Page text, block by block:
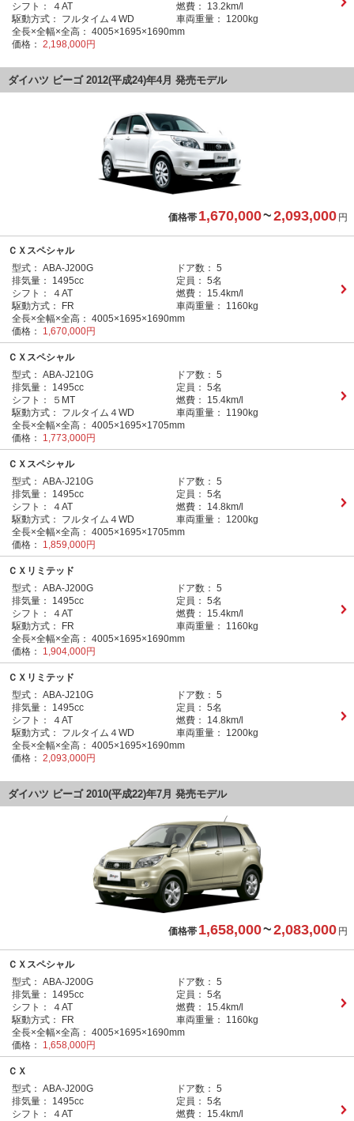
シフト：
４AT 燃費：
13.2km/l
駆動方式：
フルタイム４WD 車両重量：
1200kg
全長×全幅×全高： 4005×1695×1690mm
価格： 2,198,000円
ダイハツ ビーゴ 2012(平成24)年4月 発売モデル
価格帯 1,670,000~2,093,000 円
ＣＸスペシャル
型式： ABA-J200G ドア数： 5
排気量：
1495cc 定員： 5名
シフト：
４AT 燃費：
15.4km/l
駆動方式：
FR 車両重量：
1160kg
全長×全幅×全高： 4005×1695×1690mm
価格：
1,670,000円
ＣＸスペシャル
型式： ABA-J210G ドア数： 5
排気量：
1495cc 定員： 5名
シフト：
５MT 燃費：
15.4km/l
駆動方式：
フルタイム４WD 車両重量：
1190kg
全長×全幅×全高： 4005×1695×1705mm
価格：
1,773,000円
ＣＸスペシャル
型式： ABA-J210G ドア数： 5
排気量：
1495cc 定員： 5名
シフト：
４AT 燃費：
14.8km/l
駆動方式：
フルタイム４WD 車両重量：
1200kg
全長×全幅×全高： 4005×1695×1705mm
価格：
1,859,000円
ＣＸリミテッド
型式： ABA-J200G ドア数： 5
排気量：
1495cc 定員： 5名
シフト：
４AT 燃費：
15.4km/l
駆動方式：
FR 車両重量：
1160kg
全長×全幅×全高： 4005×1695×1690mm
価格：
1,904,000円
ＣＸリミテッド
型式： ABA-J210G ドア数： 5
排気量：
1495cc 定員： 5名
シフト：
４AT 燃費：
14.8km/l
駆動方式：
フルタイム４WD 車両重量：
1200kg
全長×全幅×全高： 4005×1695×1690mm
価格： 2,093,000円
ダイハツ ビーゴ 2010(平成22)年7月 発売モデル
価格帯 1,658,000~2,083,000 円
ＣＸスペシャル
型式： ABA-J200G ドア数： 5
排気量：
1495cc 定員： 5名
シフト：
４AT 燃費：
15.4km/l
駆動方式：
FR 車両重量：
1160kg
全長×全幅×全高： 4005×1695×1690mm
価格：
1,658,000円
ＣＸ
型式： ABA-J200G ドア数： 5
排気量：
1495cc 定員： 5名
シフト：
４AT 燃費： 15.4km/l